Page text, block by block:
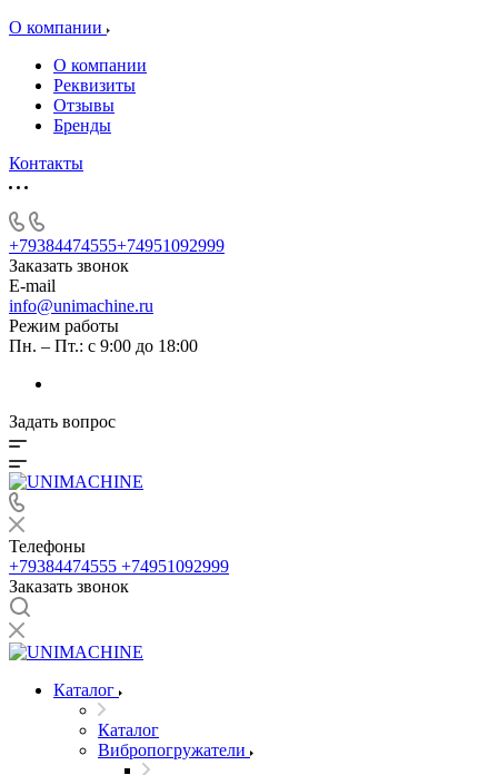
О компании
О компании
Реквизиты
Отзывы
Бренды
Контакты
+79384474555+74951092999
Заказать звонок
E-mail
info@unimachine.ru
Режим работы
Пн. – Пт.: с 9:00 до 18:00
Задать вопрос
Телефоны
+79384474555 +74951092999
Заказать звонок
Каталог
Каталог
Вибропогружатели